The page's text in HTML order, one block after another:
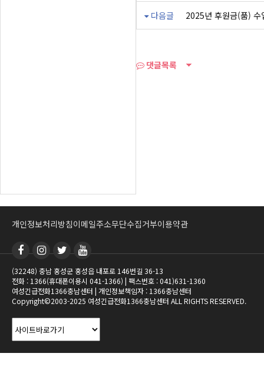
다음글 2025년 후원금(품) 수
댓글목록
개인정보처리방침이메일주소무단수집거부이용약관
(32248) 충남 홍성군 홍성읍 내포로 146번길 36-13
전화 : 1366(휴대폰이용시 041-1366) | 팩스번호 : 041)631-1360
여성긴급전화1366충남센터 | 개인정보책임자 : 1366충남센터
Copyright©2003-2025 여성긴급전화1366충남센터 ALL RIGHTS RESERVED.